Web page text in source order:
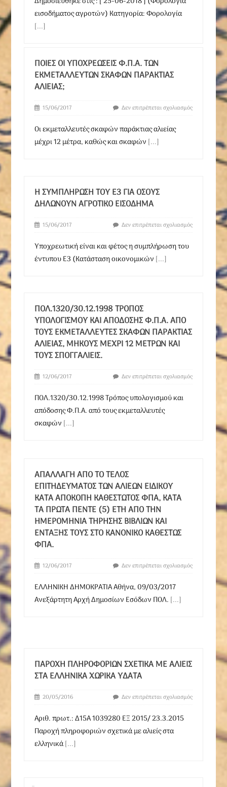
εισοδήματος αγροτών) Κατηγορία: Φορολογία
[...]
ΠΟΙΕΣ ΟΙ ΥΠΟΧΡΕΏΣΕΙΣ Φ.Π.Α. ΤΩΝ
ΕΚΜΕΤΑΛΛΕΥΤΏΝ ΣΚΑΦΏΝ ΠΑΡΆΚΤΙΑΣ
ΑΛΙΕΊΑΣ;
15/06/2017 Δεν επιτρέπεται σχολιασμός
Οι εκμεταλλευτές σκαφών παράκτιας αλιείας
μέχρι 12 μέτρα, καθώς και σκαφών [...]
Η ΣΥΜΠΛΉΡΩΣΗ ΤΟΥ Ε3 ΓΙΑ ΌΣΟΥΣ
ΔΗΛΏΝΟΥΝ ΑΓΡΟΤΙΚΌ ΕΙΣΌΔΗΜΑ
15/06/2017 Δεν επιτρέπεται σχολιασμός
Υποχρεωτική είναι και φέτος η συμπλήρωση του
έντυπου Ε3 (Κατάσταση οικονομικών [...]
ΠΟΛ.1320/30.12.1998 ΤΡΌΠΟΣ
ΥΠΟΛΟΓΙΣΜΟΎ ΚΑΙ ΑΠΌΔΟΣΗΣ Φ.Π.Α. ΑΠΌ
ΤΟΥΣ ΕΚΜΕΤΑΛΛΕΥΤΈΣ ΣΚΑΦΏΝ ΠΑΡΆΚΤΙΑΣ
ΑΛΙΕΊΑΣ, ΜΉΚΟΥΣ ΜΈΧΡΙ 12 ΜΈΤΡΩΝ ΚΑΙ
ΤΟΥΣ ΣΠΟΓΓΑΛΙΕΊΣ.
12/06/2017 Δεν επιτρέπεται σχολιασμός
ΠΟΛ.1320/30.12.1998 Τρόπος υπολογισμού και
απόδοσης Φ.Π.Α. από τους εκμεταλλευτές
σκαφών [...]
ΑΠΑΛΛΑΓΉ ΑΠΌ ΤΟ ΤΈΛΟΣ
ΕΠΙΤΗΔΕΎΜΑΤΟΣ ΤΩΝ ΑΛΙΈΩΝ ΕΙΔΙΚΟΎ
ΚΑΤΆ ΑΠΟΚΟΠΉ ΚΑΘΕΣΤΏΤΟΣ ΦΠΑ, ΚΑΤΆ
ΤΑ ΠΡΏΤΑ ΠΈΝΤΕ (5) ΈΤΗ ΑΠΌ ΤΗΝ
ΗΜΕΡΟΜΗΝΊΑ ΤΉΡΗΣΗΣ ΒΙΒΛΊΩΝ ΚΑΙ
ΈΝΤΑΞΉΣ ΤΟΥΣ ΣΤΟ ΚΑΝΟΝΙΚΌ ΚΑΘΕΣΤΏΣ
ΦΠΑ.
12/06/2017 Δεν επιτρέπεται σχολιασμός
ΕΛΛΗΝΙΚΗ ΔΗΜΟΚΡΑΤΙΑ Αθήνα, 09/03/2017
Ανεξάρτητη Αρχή Δημοσίων Εσόδων ΠΟΛ. [...]
ΠΑΡΟΧΉ ΠΛΗΡΟΦΟΡΙΏΝ ΣΧΕΤΙΚΆ ΜΕ ΑΛΙΕΊΣ
ΣΤΑ ΕΛΛΗΝΙΚΆ ΧΩΡΙΚΆ ΎΔΑΤΑ
20/05/2016 Δεν επιτρέπεται σχολιασμός
Αριθ. πρωτ.: Δ15Α 1039280 ΕΞ 2015/ 23.3.2015
Παροχή πληροφοριών σχετικά με αλιείς στα
ελληνικά[...]